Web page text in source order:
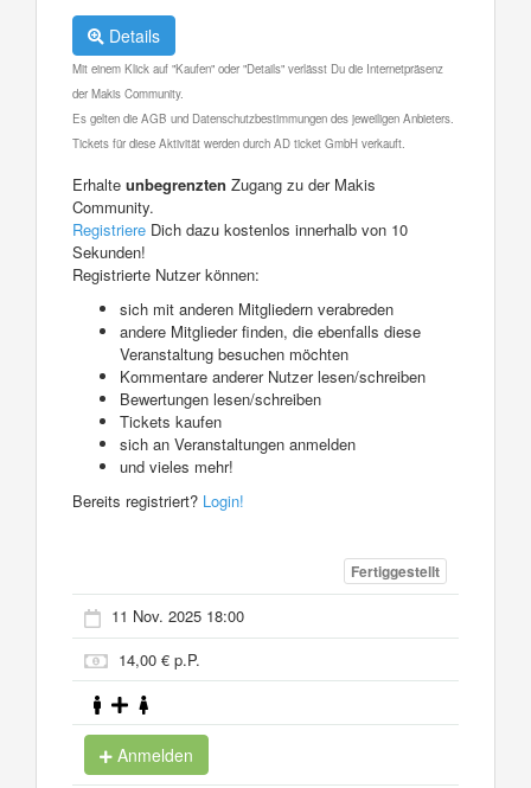
Details
Mit einem Klick auf "Kaufen" oder "Details" verlässt Du die Internetpräsenz
der Makis Community.
Es gelten die AGB und Datenschutzbestimmungen des jeweiligen Anbieters.
Tickets für diese Aktivität werden durch AD ticket GmbH verkauft.
Erhalte unbegrenzten Zugang zu der Makis
Community.
Registriere Dich dazu kostenlos innerhalb von 10
Sekunden!
Registrierte Nutzer können:
sich mit anderen Mitgliedern verabreden
andere Mitglieder finden, die ebenfalls diese
Veranstaltung besuchen möchten
Kommentare anderer Nutzer lesen/schreiben
Bewertungen lesen/schreiben
Tickets kaufen
sich an Veranstaltungen anmelden
und vieles mehr!
Bereits registriert? Login!
Fertiggestellt
11 Nov. 2025 18:00
14,00 € p.P.
Anmelden